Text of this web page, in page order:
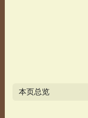
本页总览